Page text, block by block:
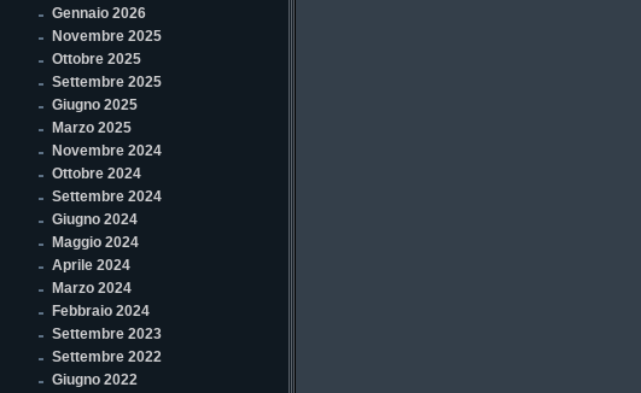
Gennaio 2026
Novembre 2025
Ottobre 2025
Settembre 2025
Giugno 2025
Marzo 2025
Novembre 2024
Ottobre 2024
Settembre 2024
Giugno 2024
Maggio 2024
Aprile 2024
Marzo 2024
Febbraio 2024
Settembre 2023
Settembre 2022
Giugno 2022